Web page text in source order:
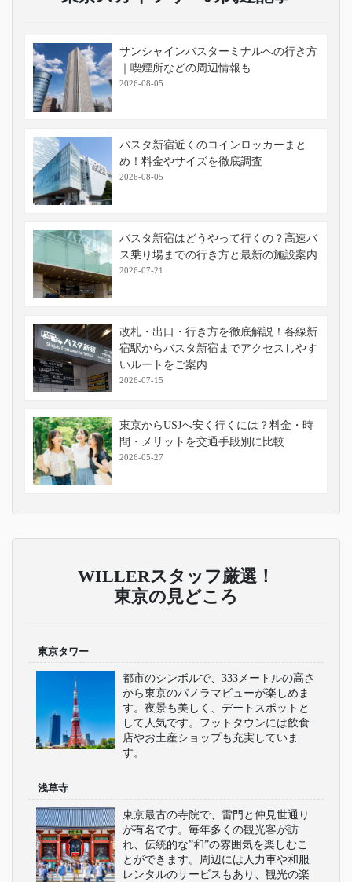
サンシャインバスターミナルへの行き方
｜喫煙所などの周辺情報も
2026-08-05
バスタ新宿近くのコインロッカーまと
め！料金やサイズを徹底調査
2026-08-05
バスタ新宿はどうやって行くの？高速バ
ス乗り場までの行き方と最新の施設案内
2026-07-21
改札・出口・行き方を徹底解説！各線新
宿駅からバスタ新宿までアクセスしやす
いルートをご案内
2026-07-15
東京からUSJへ安く行くには？料金・時
間・メリットを交通手段別に比較
2026-05-27
WILLERスタッフ厳選！
東京の見どころ
東京タワー
都市のシンボルで、333メートルの高さ
から東京のパノラマビューが楽しめま
す。夜景も美しく、デートスポットと
して人気です。フットタウンには飲食
店やお土産ショップも充実していま
す。
浅草寺
東京最古の寺院で、雷門と仲見世通り
が有名です。毎年多くの観光客が訪
れ、伝統的な”和”の雰囲気を楽しむこ
とができます。周辺には人力車や和服
レンタルのサービスもあり、観光の楽